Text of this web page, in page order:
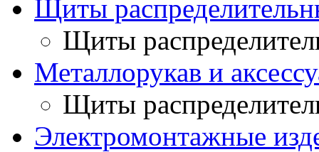
Щиты
Щиты
Металлорукав и
Щиты
Электромонтажные